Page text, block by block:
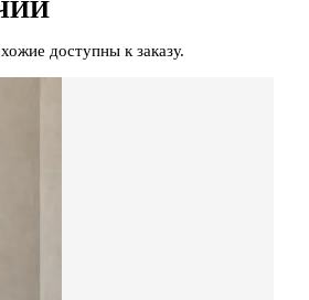
доступны к заказу.